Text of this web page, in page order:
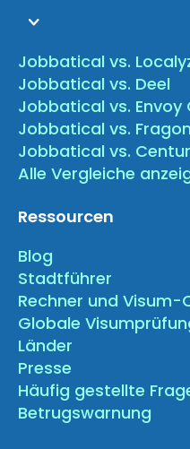
Jobbatical vs.
Jobbatical vs. Deel
Jobbatical vs. Envoy
Jobbatical vs.
Jobbatical vs.
Alle Vergleiche
Ressourcen
Blog
Stadtführer
Rechner und Visum-
Globale
Länder
Presse
Häufig gestellte
Betrugswarnung